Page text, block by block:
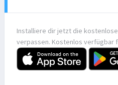
Installiere dir jetzt die
verpassen. Kostenlos verfügbar